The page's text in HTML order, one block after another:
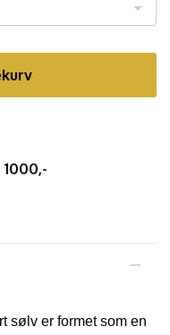
sølv er formet som en